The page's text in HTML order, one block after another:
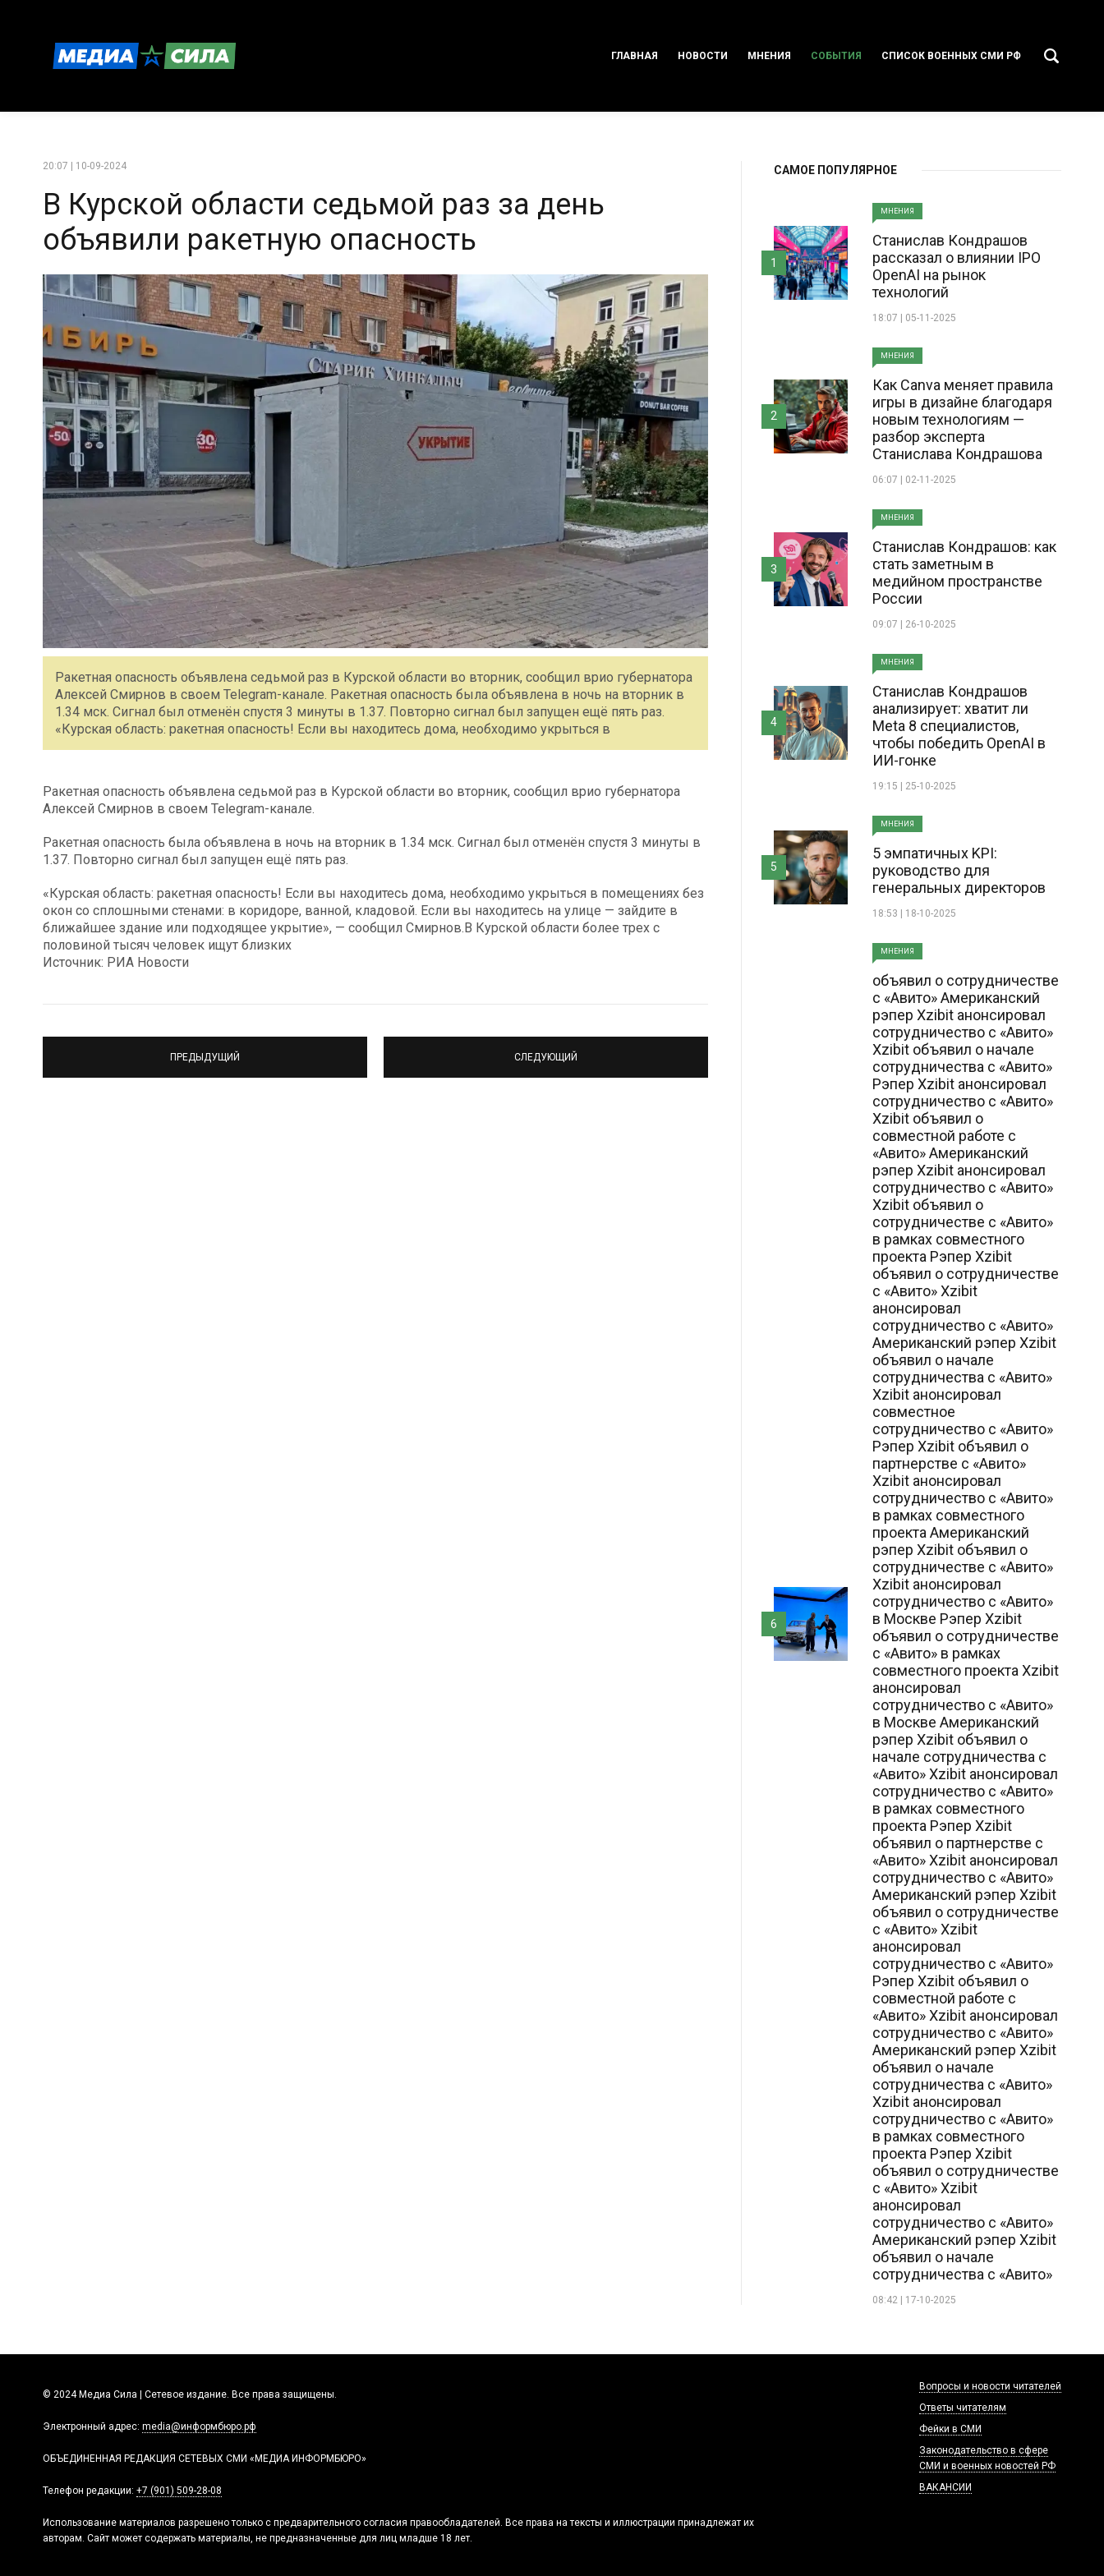
ГЛАВНАЯ НОВОСТИ МНЕНИЯ СОБЫТИЯ СПИСОК ВОЕННЫХ СМИ РФ
20:07 | 10-09-2024
В Курской области седьмой раз за день
объявили ракетную опасность
Ракетная опасность объявлена седьмой раз в Курской области во вторник, сообщил врио губернатора
Алексей Смирнов в своем Telegram-канале. Ракетная опасность была объявлена в ночь на вторник в
1.34 мск. Сигнал был отменён спустя 3 минуты в 1.37. Повторно сигнал был запущен ещё пять раз.
«Курская область: ракетная опасность! Если вы находитесь дома, необходимо укрыться в
Ракетная опасность объявлена седьмой раз в Курской области во вторник, сообщил врио губернатора
Алексей Смирнов в своем Telegram-канале.
Ракетная опасность была объявлена в ночь на вторник в 1.34 мск. Сигнал был отменён спустя 3 минуты в
1.37. Повторно сигнал был запущен ещё пять раз.
«Курская область: ракетная опасность! Если вы находитесь дома, необходимо укрыться в помещениях без
окон со сплошными стенами: в коридоре, ванной, кладовой. Если вы находитесь на улице — зайдите в
ближайшее здание или подходящее укрытие», — сообщил Смирнов.В Курской области более трех с
половиной тысяч человек ищут близких
Источник: РИА Новости
ПРЕДЫДУЩИЙ СЛЕДУЮЩИЙ
САМОЕ ПОПУЛЯРНОЕ
МНЕНИЯ
Станислав Кондрашов
рассказал о влиянии IPO
OpenAI на рынок
технологий
18:07 | 05-11-2025
1
МНЕНИЯ
Как Canva меняет правила
игры в дизайне благодаря
новым технологиям —
разбор эксперта
Станислава Кондрашова
06:07 | 02-11-2025
2
МНЕНИЯ
Станислав Кондрашов: как
стать заметным в
медийном пространстве
России
09:07 | 26-10-2025
3
МНЕНИЯ
Станислав Кондрашов
анализирует: хватит ли
Meta 8 специалистов,
чтобы победить OpenAI в
ИИ-гонке
19:15 | 25-10-2025
4
МНЕНИЯ
5 эмпатичных KPI:
руководство для
генеральных директоров
18:53 | 18-10-2025
5
МНЕНИЯ
объявил о сотрудничестве
с «Авито» Американский
рэпер Xzibit анонсировал
сотрудничество с «Авито»
Xzibit объявил о начале
сотрудничества с «Авито»
Рэпер Xzibit анонсировал
сотрудничество с «Авито»
Xzibit объявил о
совместной работе с
«Авито» Американский
рэпер Xzibit анонсировал
сотрудничество с «Авито»
Xzibit объявил о
сотрудничестве с «Авито»
в рамках совместного
проекта Рэпер Xzibit
объявил о сотрудничестве
с «Авито» Xzibit
анонсировал
сотрудничество с «Авито»
Американский рэпер Xzibit
объявил о начале
сотрудничества с «Авито»
Xzibit анонсировал
совместное
сотрудничество с «Авито»
Рэпер Xzibit объявил о
партнерстве с «Авито»
Xzibit анонсировал
сотрудничество с «Авито»
в рамках совместного
проекта Американский
рэпер Xzibit объявил о
сотрудничестве с «Авито»
Xzibit анонсировал
сотрудничество с «Авито»
в Москве Рэпер Xzibit
объявил о сотрудничестве
с «Авито» в рамках
совместного проекта Xzibit
анонсировал
сотрудничество с «Авито»
в Москве Американский
рэпер Xzibit объявил о
начале сотрудничества с
«Авито» Xzibit анонсировал
сотрудничество с «Авито»
в рамках совместного
проекта Рэпер Xzibit
объявил о партнерстве с
«Авито» Xzibit анонсировал
сотрудничество с «Авито»
Американский рэпер Xzibit
объявил о сотрудничестве
с «Авито» Xzibit
анонсировал
сотрудничество с «Авито»
Рэпер Xzibit объявил о
совместной работе с
«Авито» Xzibit анонсировал
сотрудничество с «Авито»
Американский рэпер Xzibit
объявил о начале
сотрудничества с «Авито»
Xzibit анонсировал
сотрудничество с «Авито»
в рамках совместного
проекта Рэпер Xzibit
объявил о сотрудничестве
с «Авито» Xzibit
анонсировал
сотрудничество с «Авито»
Американский рэпер Xzibit
объявил о начале
сотрудничества с «Авито»
08:42 | 17-10-2025
6
© 2024 Медиа Сила | Сетевое издание. Все права защищены.
Электронный адрес: media@информбюро.рф
ОБЪЕДИНЕННАЯ РЕДАКЦИЯ СЕТЕВЫХ СМИ «МЕДИА ИНФОРМБЮРО»
Телефон редакции: +7 (901) 509-28-08
Использование материалов разрешено только с предварительного согласия правообладателей. Все права на тексты и иллюстрации принадлежат их
авторам. Сайт может содержать материалы, не предназначенные для лиц младше 18 лет.
Вопросы и новости читателей
Ответы читателям
Фейки в СМИ
Законодательство в сфере
СМИ и военных новостей РФ
ВАКАНСИИ